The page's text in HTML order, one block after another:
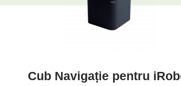
Cub Navigație pentru